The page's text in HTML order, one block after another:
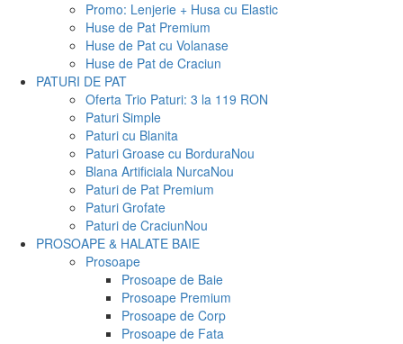
Promo: Lenjerie + Husa cu Elastic
Huse de Pat Premium
Huse de Pat cu Volanase
Huse de Pat de Craciun
PATURI DE PAT
Oferta Trio Paturi: 3 la 119 RON
Paturi Simple
Paturi cu Blanita
Paturi Groase cu BorduraNou
Blana Artificiala NurcaNou
Paturi de Pat Premium
Paturi Grofate
Paturi de CraciunNou
PROSOAPE & HALATE BAIE
Prosoape
Prosoape de Baie
Prosoape Premium
Prosoape de Corp
Prosoape de Fata